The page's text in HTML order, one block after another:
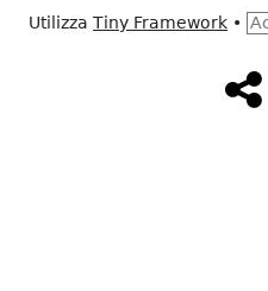
Utilizza Tiny Framework •
Menù